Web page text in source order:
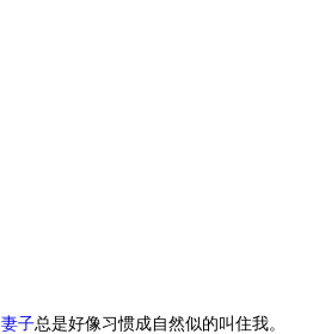
妻子总是好像习惯成自然似的叫住我。